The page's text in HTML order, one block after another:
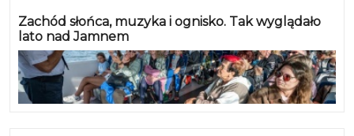
Zachód słońca, muzyka i ognisko. Tak wyglądało
lato nad Jamnem